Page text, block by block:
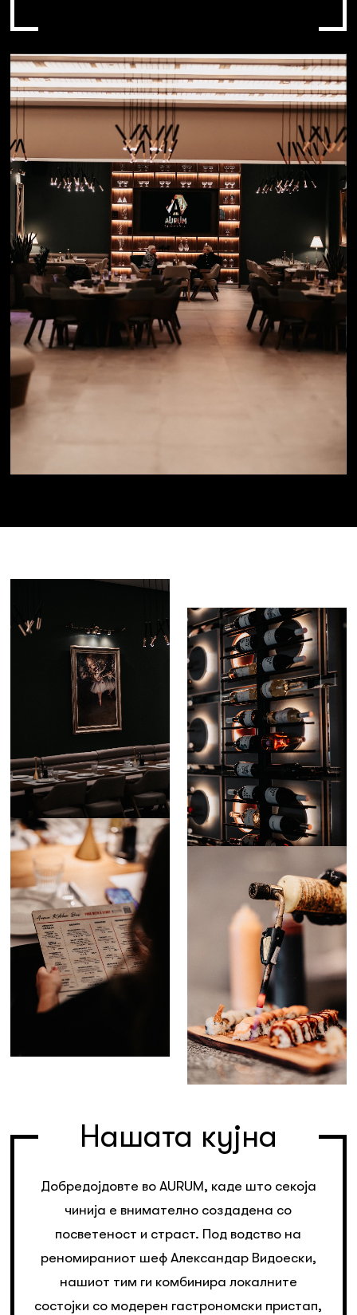
Нашата кујна
Добредојдовте во AURUM, каде што секоја
чинија е внимателно создадена со
посветеност и страст. Под водство на
реномираниот шеф Александар Видоески,
нашиот тим ги комбинира локалните
состојки со модерен гастрономски пристап,